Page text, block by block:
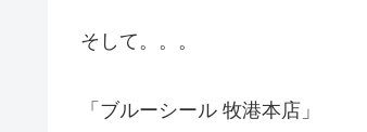
そして。。。
「ブルーシール 牧港本店」